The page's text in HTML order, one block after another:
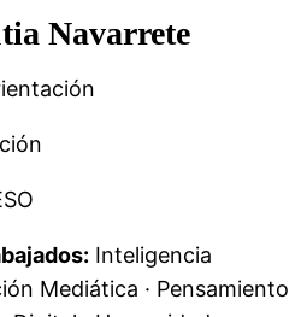
Navarrete
Inteligencia
Mediática · Pensamiento